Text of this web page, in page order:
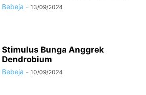
Bebeja - 13/09/2024
Stimulus Bunga Anggrek
Dendrobium
Bebeja - 10/09/2024